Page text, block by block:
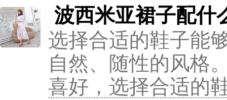
波西米亚裙子配什
选择合适的鞋子能
自然、随性的风格
喜好，选择合适的